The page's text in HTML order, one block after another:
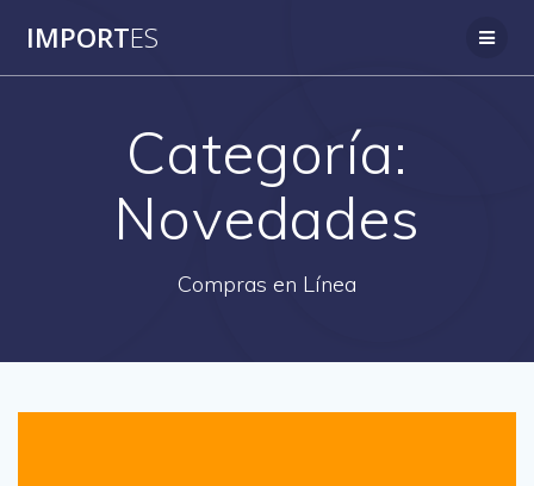
IMPORTES
Categoría:
Novedades
Compras en Línea